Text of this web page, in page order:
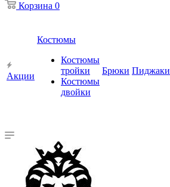
Корзина 0
Акции
Костюмы
Костюмы
тройки
Костюмы
двойки
Брюки Пиджаки